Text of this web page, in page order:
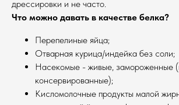
дрессировки и не часто.
Что можно давать в качестве белка?
Перепелиные яйца;
Отварная курица/индейка без соли;
Насекомые - живые, замороженные
консервированные);
Кисломолочные продукты малой